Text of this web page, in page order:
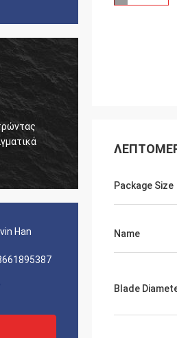
Έχω τις μηχανές και το γλιστρώντας
επιτραπέζιο πριόνι είναι πραγματικά
καλή ποιότητα.
Han
Package Size
Name
Blade